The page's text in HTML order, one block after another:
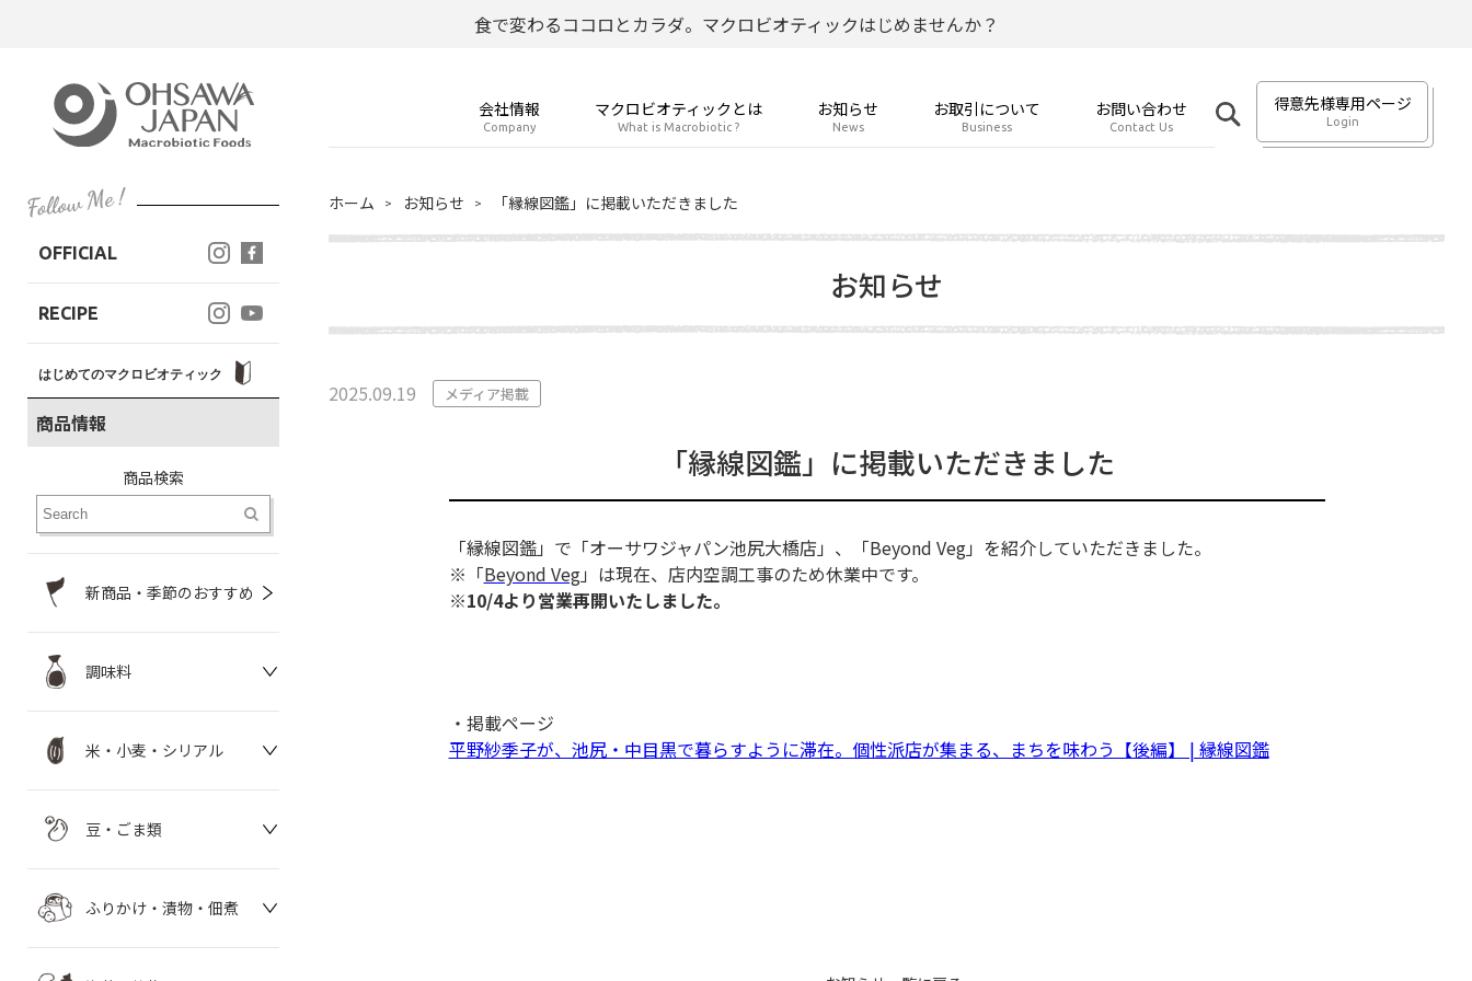
食で変わるココロとカラダ。マクロビオティックはじめませんか？
会社情報
Company
マクロビオティックとは
What is Macrobiotic ?
お知らせ
News
お取引について
Business
お問い合わせ
Contact Us
得意先様専用ページ
Login
OFFICIAL
RECIPE
はじめてのマクロビオティック
商品情報
商品検索
新商品・季節のおすすめ
調味料
米・小麦・シリアル
豆・ごま類
ふりかけ・漬物・佃煮
ホーム お知らせ 「縁線図鑑」に掲載いただきました
お知らせ
2025.09.19 メディア掲載
「縁線図鑑」に掲載いただきました
「縁線図鑑」で「オーサワジャパン池尻大橋店」、「Beyond Veg」を紹介していただきました。
※「Beyond Veg」は現在、店内空調工事のため休業中です。
※10/4より営業再開いたしました。
・掲載ページ
平野紗季子が、池尻・中目黒で暮らすように滞在。個性派店が集まる、まちを味わう【後編】 | 縁線図鑑